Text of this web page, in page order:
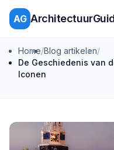
AG
Home/Blog artikelen/
De Geschiedenis van
Iconen